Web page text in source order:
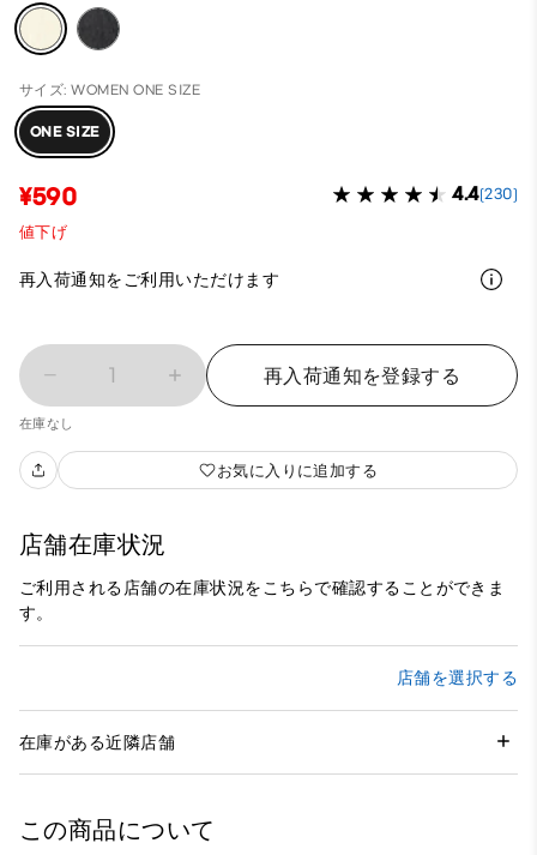
サイズ: WOMEN ONE SIZE
ONE SIZE
¥590 4.4(230)
値下げ
再入荷通知をご利用いただけます
1 再入荷通知を登録する
在庫なし
お気に入りに追加する
店舗在庫状況
ご利用される店舗の在庫状況をこちらで確認することができま
す。
店舗を選択する
在庫がある近隣店舗
この商品について